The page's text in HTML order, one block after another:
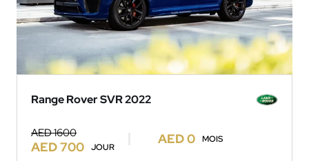
Range Rover SVR 2022
AED 1600
AED 700 JOUR
AED 0 MOIS